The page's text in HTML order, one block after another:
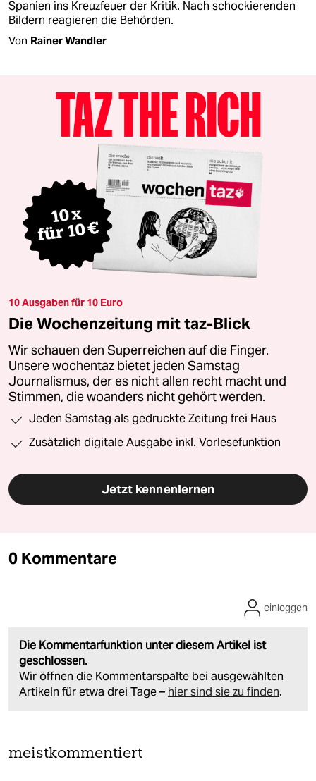
Spanien ins Kreuzfeuer der Kritik. Nach schockierenden
Bildern reagieren die Behörden.
Von Rainer Wandler
10 Ausgaben für 10 Euro
Die Wochenzeitung mit taz-Blick
Wir schauen den Superreichen auf die Finger.
Unsere wochentaz bietet jeden Samstag
Journalismus, der es nicht allen recht macht und
Stimmen, die woanders nicht gehört werden.
Jeden Samstag als gedruckte Zeitung frei Haus
Zusätzlich digitale Ausgabe inkl. Vorlesefunktion
Jetzt kennenlernen
0 Kommentare
Die Kommentarfunktion unter diesem Artikel ist
geschlossen.
Wir öffnen die Kommentarspalte bei ausgewählten
Artikeln für etwa drei Tage – hier sind sie zu finden.
einloggen
meistkommentiert